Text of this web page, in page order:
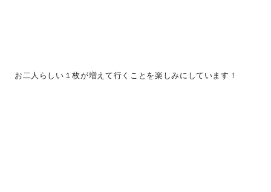
お二人らしい１枚が増えて行くことを楽しみにしています！